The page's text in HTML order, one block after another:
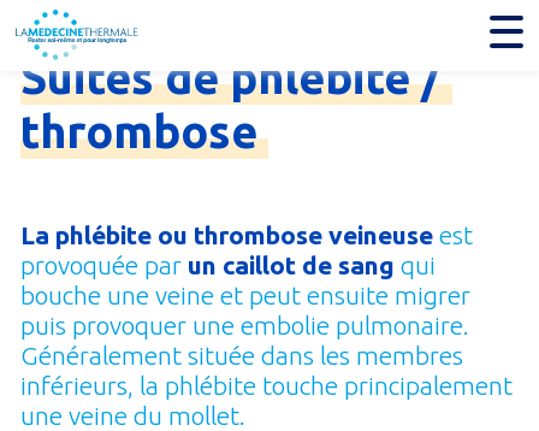
Je trouve mon établissement thermal
Suitesdephlébite/
thrombose
La phlébite ou thrombose veineuseest
provoquée par un caillot de sang qui
bouche une veine et peut ensuite migrer
puis provoquer une embolie pulmonaire.
Généralement située dans les membres
inférieurs, la phlébite touche principalement
une veine du mollet.